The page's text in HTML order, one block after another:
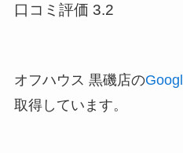
口コミ評価 3.2
オフハウス 黒磯店の
取得しています。